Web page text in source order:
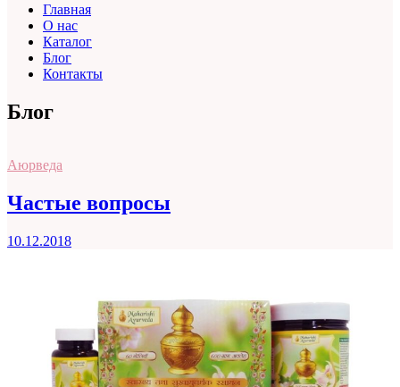
Главная
О нас
Каталог
Блог
Контакты
Блог
Аюрведа
Частые вопросы
10.12.2018